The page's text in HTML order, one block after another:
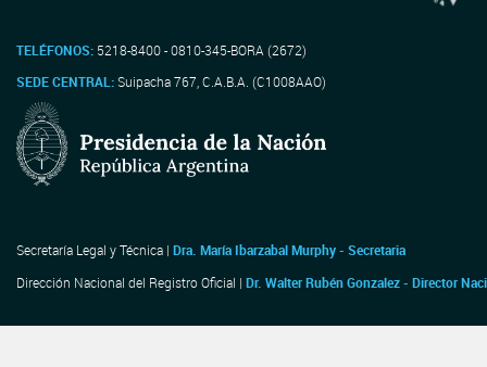
TELÉFONOS: 5218-8400 - 0810-345-BORA (2672)
SEDE CENTRAL:Suipacha 767, C.A.B.A. (C1008AAO)
Secretaría Legal y Técnica | Dra. María Ibarzabal Murphy - Secretaria
Dirección Nacional del Registro Oficial | Dr. Walter Rubén Gonzalez - Director